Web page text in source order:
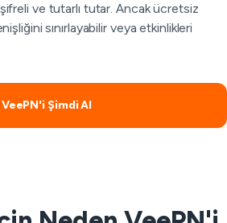
ve tutarlı tutar. Ancak ücretsiz
sınırlayabilir veya etkinlikleri
VeePN'i Şimdi Al